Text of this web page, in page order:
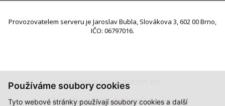
Používáme soubory cookies
Tyto webové stránky používají soubory cookies a další
Provozovatelem serveru je Jaroslav Bubla, Slovákova 3, 602 00 Brno,
IČO: 06797016.
INFORMACE PRO INZERENTY ZDE
Napište nám:info@teslafan.cz